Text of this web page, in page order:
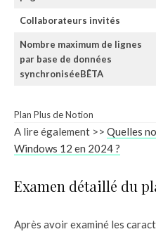
Collaborateurs invités
Nombre maximum de lignes
par base de données
synchroniséeBÊTA
Plan Plus de Notion
A lire également >> Quelles
Windows 12 en 2024 ?
Examen détaillé du
Après avoir examiné les